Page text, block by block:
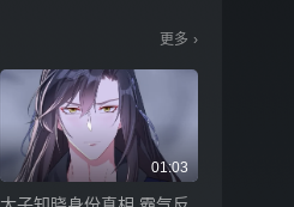
更多 ›
01:03